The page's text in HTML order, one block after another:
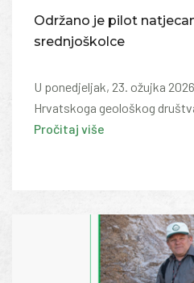
Održano je pilot
srednjoškolce
U ponedjeljak, 23. ožujka
Hrvatskoga geološkog
Pročitaj više